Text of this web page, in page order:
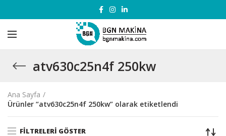
atv630c25n4f 250kw
Ana Sayfa
Ürünler “atv630c25n4f 250kw” olarak etiketlendi
FILTRELERI GÖSTER